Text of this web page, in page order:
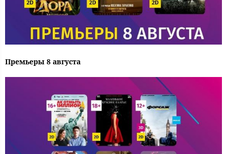
Премьеры 8 августа